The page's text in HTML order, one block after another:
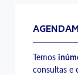
Temos
consultas e